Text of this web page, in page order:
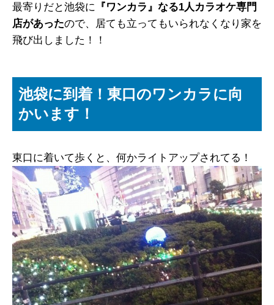
最寄りだと池袋に 『ワンカラ』なる1人カラオケ専門
店があったので、居ても立ってもいられなくなり家を
飛び出しました！！
池袋に到着！東口のワンカラに向
かいます！
東口に着いて歩くと、何かライトアップされてる！